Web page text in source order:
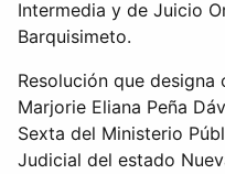
Intermedia y de Juicio
Barquisimeto.
Resolución que
Marjorie Eliana Peña
Sexta del Ministerio
Judicial del estado